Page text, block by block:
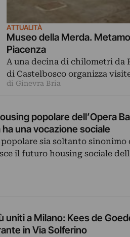
ATTUALITÀ
Museo della Merda.
Piacenza
A una decina di chilometri da
di Castelbosco organizza
di Ginevra Bria
popolare dell’Opera
una vocazione sociale
popolare sia soltanto
il futuro housing sociale
uniti a Milano: Kees de
in Via Solferino